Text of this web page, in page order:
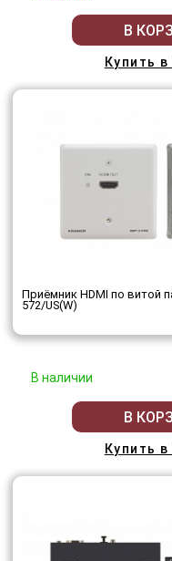
В
Купить
Приёмник HDMI по витой
572/US(W)
В наличии
В
Купить